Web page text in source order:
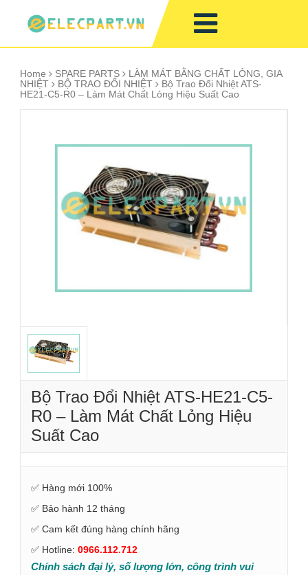
Home SPARE PARTS
LÀM MÁT BẰNG CHẤT LỎNG, GIA
NHIỆT
BỘ TRAO ĐỔI NHIỆT
Bộ Trao Đổi Nhiệt ATS-
HE21-C5-R0 – Làm Mát Chất Lỏng Hiệu Suất Cao
Bộ Trao Đổi Nhiệt ATS-HE21-C5-
R0 – Làm Mát Chất Lỏng Hiệu
Suất Cao
✅ Hàng mới 100%
✅ Bảo hành 12 tháng
✅ Cam kết đúng hàng chính hãng
✅ Hotline: 0966.112.712
Chính sách đại lý, số lượng lớn, công trình vui